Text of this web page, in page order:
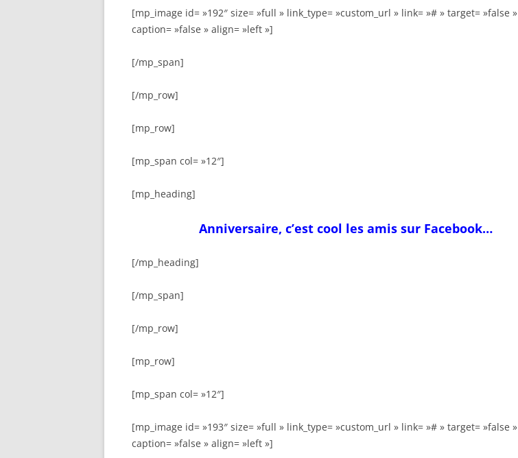
[mp_image id= »192″ size= »full » link_type= »custom_url » link= »# » target= »false »
caption= »false » align= »left »]
[/mp_span]
[/mp_row]
[mp_row]
[mp_span col= »12″]
[mp_heading]
Anniversaire, c’est cool les amis sur Facebook…
[/mp_heading]
[/mp_span]
[/mp_row]
[mp_row]
[mp_span col= »12″]
[mp_image id= »193″ size= »full » link_type= »custom_url » link= »# » target= »false »
caption= »false » align= »left »]